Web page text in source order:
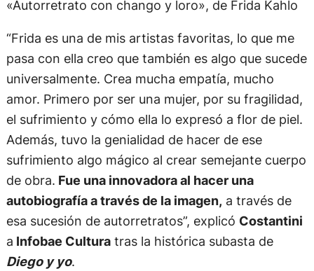
«Autorretrato con chango y loro», de Frida Kahlo
“Frida es una de mis artistas favoritas, lo que me
pasa con ella creo que también es algo que sucede
universalmente. Crea mucha empatía, mucho
amor. Primero por ser una mujer, por su fragilidad,
el sufrimiento y cómo ella lo expresó a flor de piel.
Además, tuvo la genialidad de hacer de ese
sufrimiento algo mágico al crear semejante cuerpo
de obra. Fue una innovadora al hacer una
autobiografía a través de la imagen, a través de
esa sucesión de autorretratos”, explicó Costantini
a Infobae Culturatras la histórica subasta de
Diego y yo.